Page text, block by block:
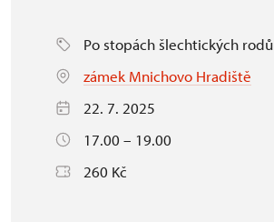
Po stopách šlechtických rodů
zámek Mnichovo Hradiště
22. 7. 2025
17.00 – 19.00
260 Kč